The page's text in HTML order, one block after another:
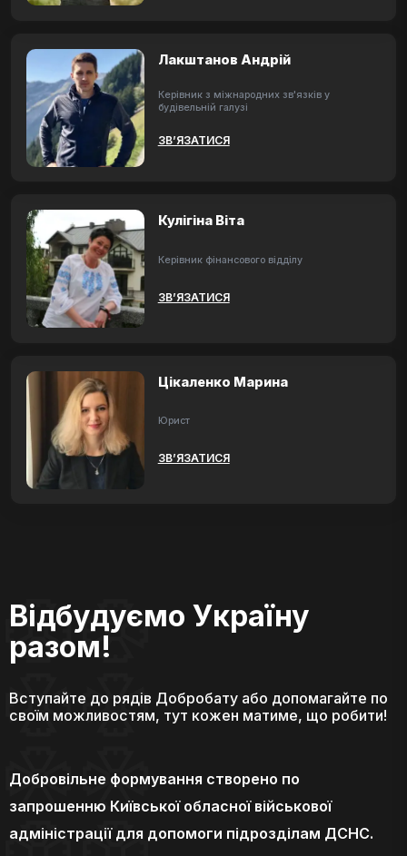
Лакштанов Андрій
Керівник з міжнародних зв'язків у
будівельній галузі
ЗВ’ЯЗАТИСЯ
Кулігіна Віта
Керівник фінансового відділу
ЗВ’ЯЗАТИСЯ
Цікаленко Марина
Юрист
ЗВ’ЯЗАТИСЯ
Відбудуємо Україну
разом!
Вступайте до рядів Добробату або допомагайте по
своїм можливостям, тут кожен матиме, що робити!
Добровільне формування створено по
запрошенню Київської обласної військової
адміністрації для допомоги підрозділам ДСНС.